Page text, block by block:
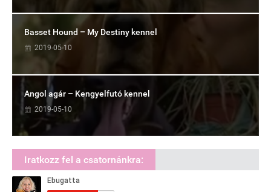
Basset Hound – My Destiny kennel
2019-05-10
Angol agár – Kengyelfutó kennel
2019-05-10
Iratkozz fel a csatornánkra: